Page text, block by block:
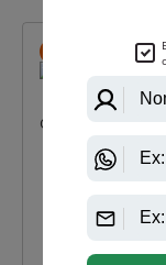
Calvin
Obsession De
R$
Até12Xde